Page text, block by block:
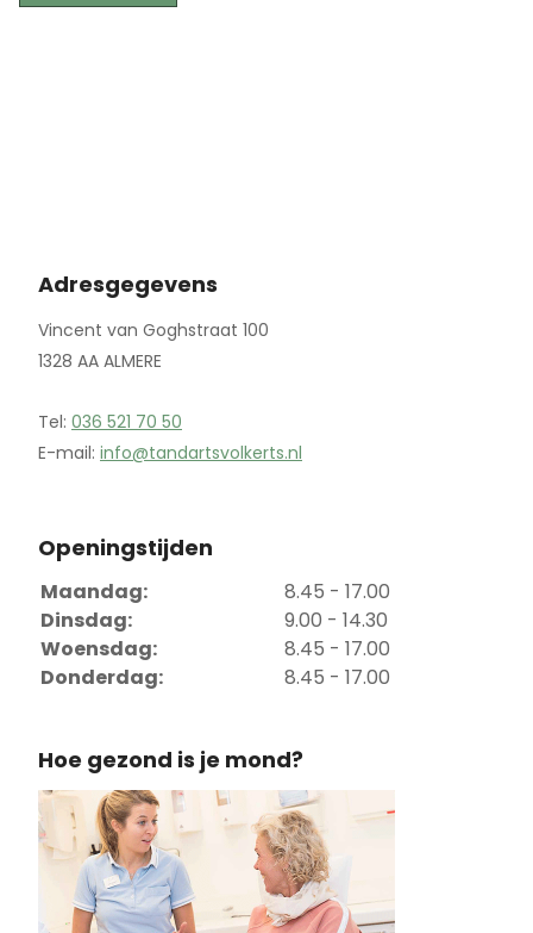
Adresgegevens
Vincent van Goghstraat 100
1328 AA ALMERE
Tel: 036 521 70 50
E-mail: info@tandartsvolkerts.nl
Openingstijden
Maandag:
8.45 - 17.00
Dinsdag:
9.00 - 14.30
Woensdag:
8.45 - 17.00
Donderdag:
8.45 - 17.00
Hoe gezond is je mond?